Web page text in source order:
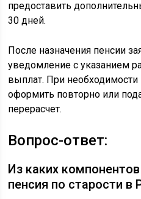
предоставить
30 дней.
После назначения пенсии
уведомление с указанием
выплат. При
оформить повторно или
перерасчет.
Вопрос-ответ:
Из каких
пенсия по старости в